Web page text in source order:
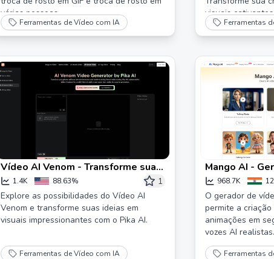
várias pessoas.
Ferramentas de Vídeo com IA
visuais
Ferramentas
Vídeo AI Venom - Transforme suas
fotos em vídeos Venom com o Pika
AI
1.4K 88.63%
1
Explore as possibilidades do Vídeo AI
Venom e transforme suas ideias em
visuais impressionantes com o Pika AI.
Ferramentas de Vídeo com IA
Mango AI -
Texto em
968.7K
O gerador de
permite a
animações em
vozes AI realistas.
Ferramentas